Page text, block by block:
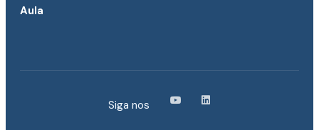
Aula
Siga nos